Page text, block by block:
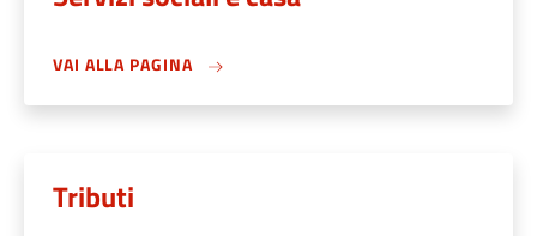
VAI ALLA PAGINA
Tributi